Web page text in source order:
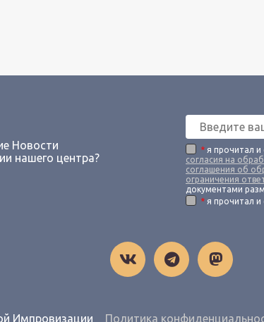
Новости
нашего центра?
* я прочитал и
согласия на
соглашения об
ограничения
документами
* я прочитал и
Импровизации Политика